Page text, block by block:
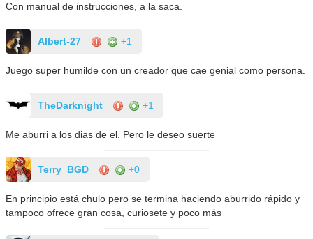
Con manual de instrucciones, a la saca.
Albert-27 +1
Juego super humilde con un creador que cae genial como persona.
TheDarknight +1
Me aburri a los dias de el. Pero le deseo suerte
Terry_BGD +0
En principio está chulo pero se termina haciendo aburrido rápido y
tampoco ofrece gran cosa, curiosete y poco más